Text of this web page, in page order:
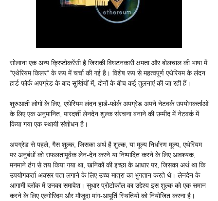
सोलाना एक अन्य क्रिप्टोकरेंसी है जिसकी विघटनकारी क्षमता और बोलचाल की भाषा में
“एथेरियम किलर” के रूप में चर्चा की गई है। विशेष रूप से महत्वपूर्ण एथेरियम के लंदन
हार्ड फोर्क अपग्रेड के बाद सुर्खियों में, दोनों के बीच कई तुलनाएं की जा रही हैं।
शुरुआती लोगों के लिए, एथेरियम लंदन हार्ड-फोर्क अपग्रेड अपने नेटवर्क उपयोगकर्ताओं
के लिए एक अनुमानित, पारदर्शी लेनदेन शुल्क संरचना बनाने की उम्मीद में नेटवर्क में
किया गया एक स्थायी संशोधन है।
अपग्रेड से पहले, गैस शुल्क, जिसका अर्थ है शुल्क, या मूल्य निर्धारण मूल्य, एथेरियम
पर अनुबंधों को सफलतापूर्वक लेन-देन करने या निष्पादित करने के लिए आवश्यक,
मनमाने ढंग से तय किया गया था, खनिकों की इच्छा के आधार पर, जिसका अर्थ था कि
उपयोगकर्ता अक्सर पता लगाने के लिए उच्च मात्रा का भुगतान करते थे। लेनदेन के
आगामी ब्लॉक में उनका समावेश। सुधार प्रोटोकॉल का उद्देश्य इस शुल्क को एक समान
करने के लिए एल्गोरिदम और मौजूदा मांग-आपूर्ति स्थितियों को नियोजित करना है।